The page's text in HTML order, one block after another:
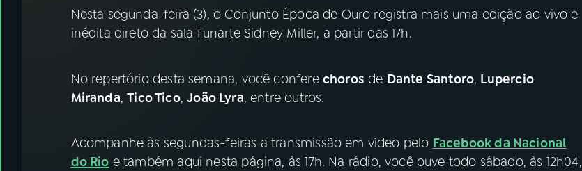
FESTIVAL DE MÚSICA
YouTube Facebook
Nesta segunda-feira (3), o Conjunto Época de Ouro registra mais uma edição ao vivo e
inédita direto da sala Funarte Sidney Miller, a partir das 17h.
No repertório desta semana, você confere choros de Dante Santoro, Lupercio
Miranda,Tico Tico,João Lyra, entre outros.
Acompanhe às segundas-feiras a transmissão em vídeo pelo Facebook da Nacional
do Rio e também aqui nesta página, às 17h. Na rádio, você ouve todo sábado, às 12h04,